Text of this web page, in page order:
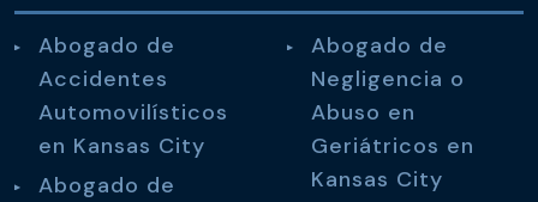
Abogado de
Accidentes
Automovilísticos
en Kansas City
Abogado de
Abogado de
Negligencia o
Abuso en
Geriátricos en
Kansas City